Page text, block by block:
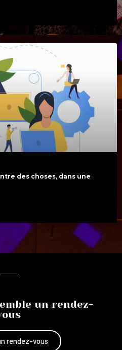
des choses, dans une
un rendez-
rendez-vous